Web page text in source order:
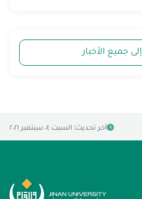
جميع الأخبار
آخر تحديث: السبت ٠٤ سبتمبر ٢٠٢١